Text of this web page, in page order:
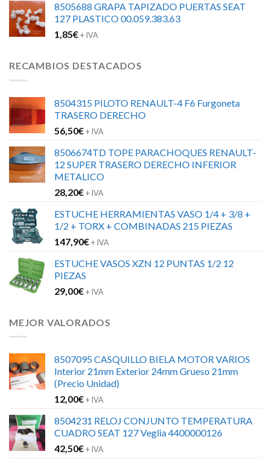
8505688 GRAPA TAPIZADO PUERTAS SEAT
127 PLASTICO 00.059.383.63
1,85€+ IVA
RECAMBIOS DESTACADOS
8504315 PILOTO RENAULT-4 F6 Furgoneta
TRASERO DERECHO
56,50€+ IVA
8506674TD TOPE PARACHOQUES RENAULT-
12 SUPER TRASERO DERECHO INFERIOR
METALICO
28,20€+ IVA
ESTUCHE HERRAMIENTAS VASO 1/4 + 3/8 +
1/2 + TORX + COMBINADAS 215 PIEZAS
147,90€+ IVA
ESTUCHE VASOS XZN 12 PUNTAS 1/2 12
PIEZAS
29,00€+ IVA
MEJOR VALORADOS
8507095 CASQUILLO BIELA MOTOR VARIOS
Interior 21mm Exterior 24mm Grueso 21mm
(Precio Unidad)
12,00€+ IVA
8504231 RELOJ CONJUNTO TEMPERATURA
CUADRO SEAT 127 Veglia 4400000126
42,50€+ IVA